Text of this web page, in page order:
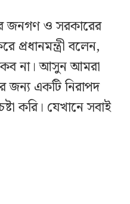
জনগণ ও সরকারের
প্রধানমন্ত্রী বলেন,
না। আসুন আমরা
জন্য একটি নিরাপদ
করি। যেখানে সবাই